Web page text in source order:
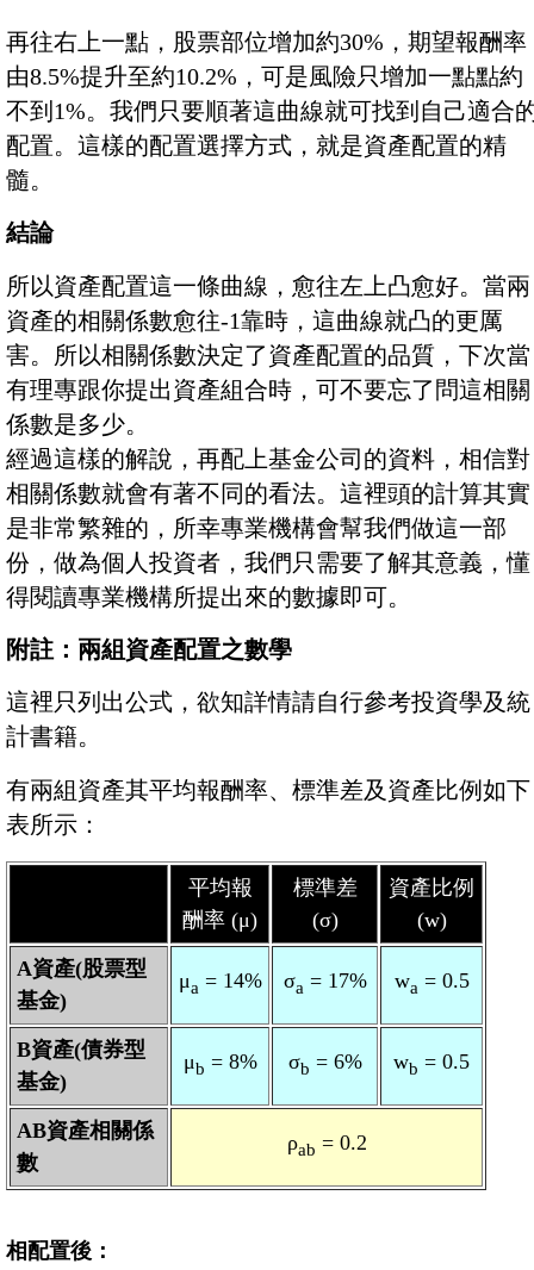
再往右上一點，股票部位增加約30%，期望報酬率
由8.5%提升至約10.2%，可是風險只增加一點點約
不到1%。我們只要順著這曲線就可找到自己適合
配置。這樣的配置選擇方式，就是資產配置的精
髓。
結論
所以資產配置這一條曲線，愈往左上凸愈好。當兩
資產的相關係數愈往-1靠時，這曲線就凸的更厲
害。所以相關係數決定了資產配置的品質，下次當
有理專跟你提出資產組合時，可不要忘了問這相關
係數是多少。
經過這樣的解說，再配上基金公司的資料，相信對
相關係數就會有著不同的看法。這裡頭的計算其實
是非常繁雜的，所幸專業機構會幫我們做這一部
份，做為個人投資者，我們只需要了解其意義，懂
得閱讀專業機構所提出來的數據即可。
附註：兩組資產配置之數學
這裡只列出公式，欲知詳情請自行參考投資學及統
計書籍。
有兩組資產其平均報酬率、標準差及資產比例如下
表所示：
平均報
酬率 (μ)
標準差
(σ)
資產比例
(w)
A資產(股票型
基金)
μa = 14% σa = 17% wa = 0.5
B資產(債券型
基金)
μb = 8% σb = 6% wb = 0.5
AB資產相關係
數
ρab = 0.2
相配置後：